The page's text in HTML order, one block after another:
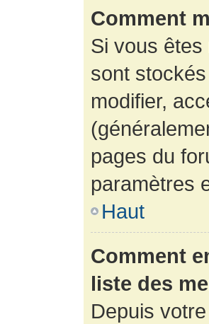
Comment
Si vous
sont
modifier,
pages du
paramètres
Haut
Comment
liste des
Depuis